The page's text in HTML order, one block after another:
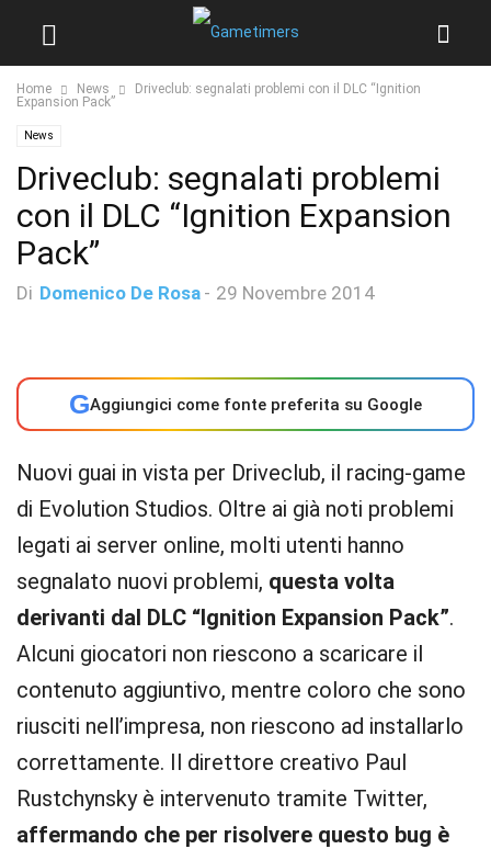
Home News
Driveclub: segnalati problemi con il DLC “Ignition
Expansion Pack”
News
Driveclub: segnalati problemi
con il DLC “Ignition Expansion
Pack”
Di Domenico De Rosa - 29 Novembre 2014
GAggiungici come fonte preferita su Google
Nuovi guai in vista per Driveclub, il racing-game
di Evolution Studios. Oltre ai già noti problemi
legati ai server online, molti utenti hanno
segnalato nuovi problemi, questa volta
derivanti dal DLC “Ignition Expansion Pack”.
Alcuni giocatori non riescono a scaricare il
contenuto aggiuntivo, mentre coloro che sono
riusciti nell’impresa, non riescono ad installarlo
correttamente. Il direttore creativo Paul
Rustchynsky è intervenuto tramite Twitter,
affermando che per risolvere questo bug è